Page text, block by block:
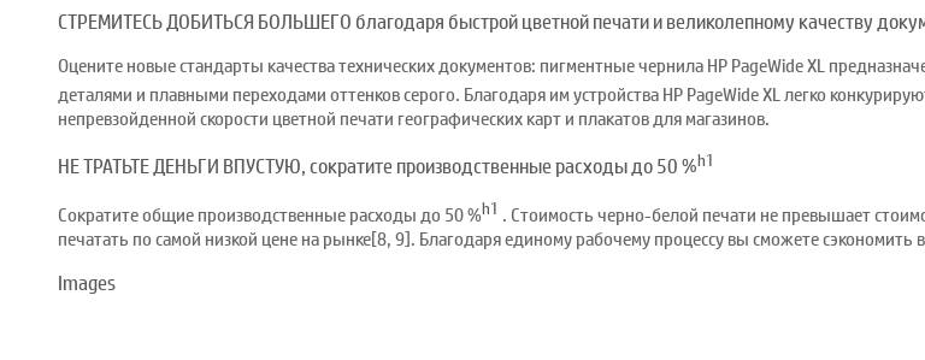
СТРЕМИТЕСЬ ДОБИТЬСЯ БОЛЬШЕГО благодаря быстрой цветной печати и великолепному качеству
Оцените новые стандарты качества технических документов: пигментные чернила HP PageWide XL
деталями и плавными переходами оттенков серого. Благодаря им устройства HP PageWide XL легко
непревзойденной скорости цветной печати географических карт и плакатов для магазинов.
НЕ ТРАТЬТЕ ДЕНЬГИ ВПУСТУЮ, сократите производственные расходы до 50 %h1
Сократите общие производственные расходы до 50 %h1 . Стоимость черно-белой печати не превышает
печатать по самой низкой цене на рынке[8, 9]. Благодаря единому рабочему процессу вы сможете
Images